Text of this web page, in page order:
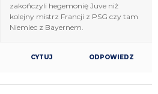
zakończyli hegemonię Juve niż
kolejny mistrz Francji z PSG czy tam
Niemiec z Bayernem.
CYTUJ ODPOWIEDZ